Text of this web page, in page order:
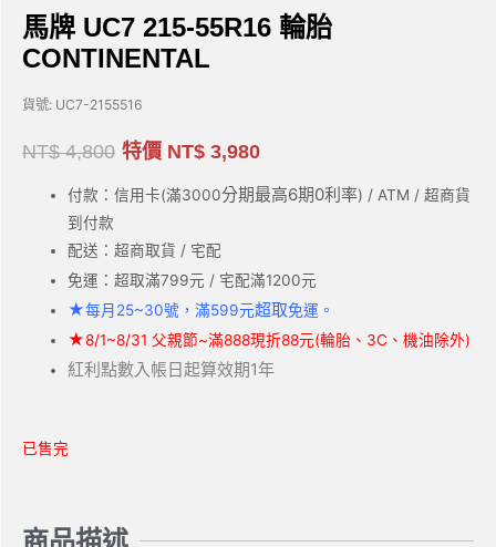
馬牌 UC7 215-55R16 輪胎
CONTINENTAL
貨號: UC7-2155516
NT$4,800 特價 NT$ 3,980
付款：信用卡(滿3000分期最高6期0利率) / ATM / 超商貨
到付款
配送：超商取貨 / 宅配
免運：超取滿799元 / 宅配滿1200元
★每月25~30號，滿599元超取免運。
★8/1~8/31 父親節~滿888現折88元(輪胎、3C、機油除外)
紅利點數入帳日起算效期1年
已售完
商品描述